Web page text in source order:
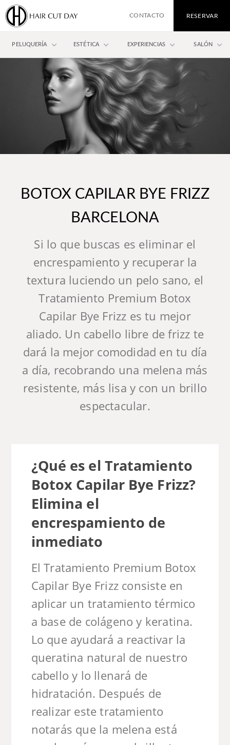
RESERVAR
CONTACTO
PELUQUERÍA keyboard_arrow_down ESTÉTICA keyboard_arrow_down EXPERIENCIAS keyboard_arrow_down SALÓN keyboard_arrow_down
BOTOX CAPILAR BYE FRIZZ
BARCELONA
Si lo que buscas es eliminar el
encrespamiento y recuperar la
textura luciendo un pelo sano, el
Tratamiento Premium Botox
Capilar Bye Frizz es tu mejor
aliado. Un cabello libre de frizz te
dará la mejor comodidad en tu día
a día, recobrando una melena más
resistente, más lisa y con un brillo
espectacular.
¿Qué es el Tratamiento
Botox Capilar Bye Frizz?
Elimina el
encrespamiento de
inmediato
El Tratamiento Premium Botox
Capilar Bye Frizz consiste en
aplicar un tratamiento térmico
a base de colágeno y keratina.
Lo que ayudará a reactivar la
queratina natural de nuestro
cabello y lo llenará de
hidratación. Después de
realizar este tratamiento
notarás que la melena está